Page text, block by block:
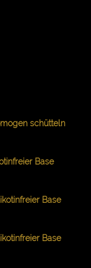
schütteln
Base
Base
Base